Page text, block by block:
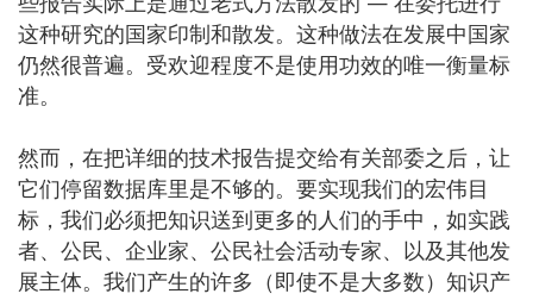
这种研究的国家印制和散发。这种做法在发展中国家
仍然很普遍。受欢迎程度不是使用功效的唯一衡量标
准。
然而，在把详细的技术报告提交给有关部委之后，让
它们停留数据库里是不够的。要实现我们的宏伟目
标，我们必须把知识送到更多的人们的手中，如实践
者、公民、企业家、公民社会活动专家、以及其他发
展主体。我们产生的许多（即使不是大多数）知识产